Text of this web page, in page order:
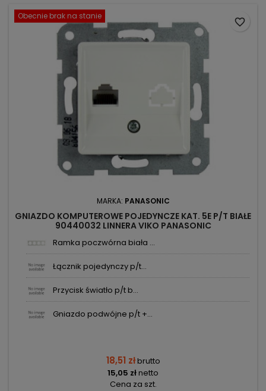
Obecnie brak na stanie
MARKA: PANASONIC
GNIAZDO KOMPUTEROWE POJEDYNCZE KAT. 5E P/T BIAŁE
90440032 LINNERA VIKO PANASONIC
Ramka poczwórna biała ...
Łącznik pojedynczy p/t...
Przycisk światło p/t b...
Gniazdo podwójne p/t +...
18,51 złbrutto
15,05 złnetto
Cena za szt.
favorite_border